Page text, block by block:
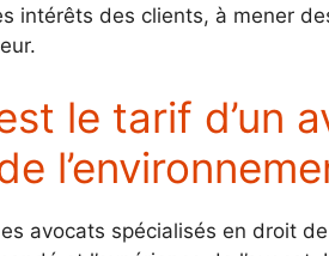
intérêts des clients, à mener
le tarif d’un
avocats spécialisés en droit